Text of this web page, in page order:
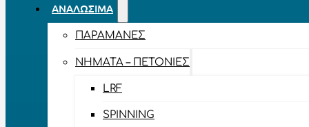
ΑΝΑΛΏΣΙΜΑ
ΠΑΡΑΜΆΝΕΣ
ΝΉΜΑΤΑ – ΠΕΤΟΝΙΈΣ
LRF
SPINNING